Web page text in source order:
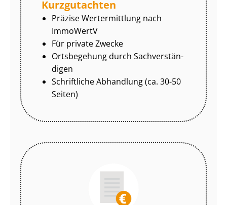
Kurzgutachten
Präzise Wertermittlung nach
ImmoWertV
Für private Zwecke
Ortsbegehung durch Sach­ver­stän­
di­gen
Schriftliche Abhandlung (ca. 30-50
Seiten)